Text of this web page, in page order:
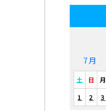
7月
土 日
1
2 3